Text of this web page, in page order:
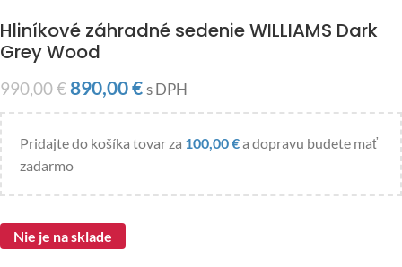
Hliníkové záhradné sedenie WILLIAMS Dark
Grey Wood
990,00€890,00€ s DPH
Pridajte do košíka tovar za 100,00€a dopravu budete mať
zadarmo
Nie je na sklade